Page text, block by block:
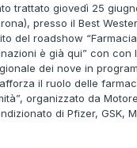
trattato giovedì 25
presso il Best
del roadshow
è già qui” con con
dei nove in
il ruolo delle
organizzato da
di Pfizer, GSK,